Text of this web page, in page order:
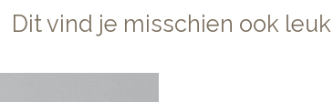
Dit vind je misschien ook leuk